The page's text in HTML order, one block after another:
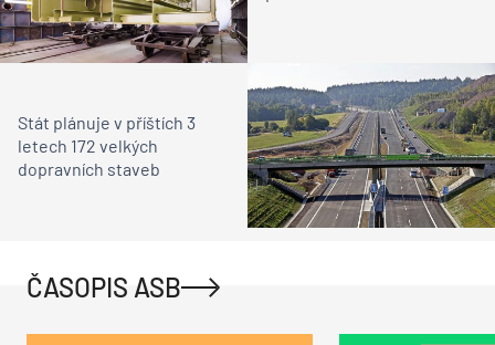
Stát plánuje v příštích 3
letech 172 velkých
dopravních staveb
ČASOPIS ASB